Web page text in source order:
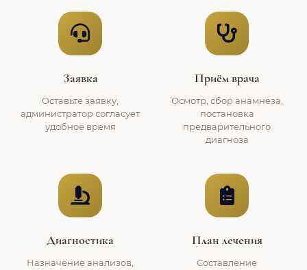
Заявка
Оставьте заявку,
администратор согласует
удобное время
Приём врача
Осмотр, сбор анамнеза,
постановка
предварительного
диагноза
Диагностика
Назначение анализов,
План лечения
Составление